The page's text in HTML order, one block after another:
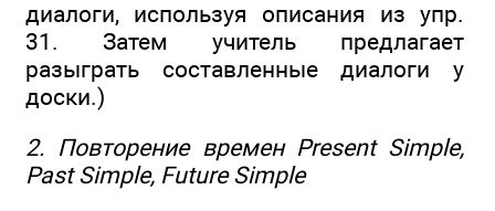
диалоги, используя описания из упр.
31. Затем учитель предлагает
разыграть составленные диалоги у
доски.)
2. Повторение времен Present Simple,
Past Simple, Future Simple